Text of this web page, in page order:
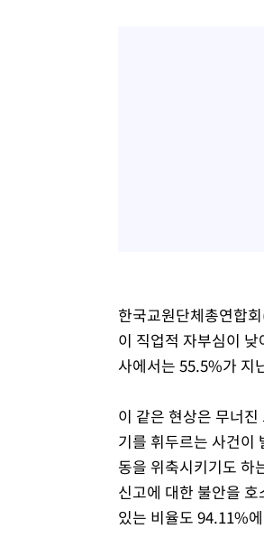
한국교원단체총연합
이 직업적 자부심이
사에서는 55.5%가 지
이 같은 현상은 무너
기를 휘두르는 사건이
동을 위축시키기도 하
신고에 대한 불안을
있는 비율도 94.11%